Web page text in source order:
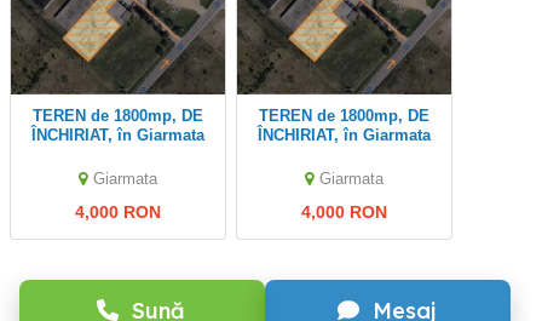
Sună Mesaj
TEREN de 1800mp, DE
ÎNCHIRIAT, în Giarmata
Giarmata
4,000 RON
TEREN de 1800mp, DE
ÎNCHIRIAT, în Giarmata
Giarmata
4,000 RON